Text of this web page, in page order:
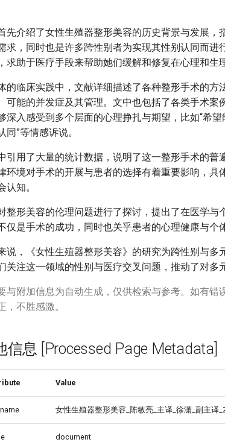
先介绍了女性生殖器整形美容的历史背景与发展，
求，同时也是许多跨性别者为实现其性别认同而进
求助于医疗手段来帮助她们缓解和修复在心理和生
的临床实践中，文献详细描述了各种整形手术的方
可能的并发症及其管理。文中也包括了各类手术案
深入感受到多个层面的心理挣扎与期望，比如“希
同”等情感诉说。
引用了大量的统计数据，说明了这一整形手术的普
环境对手术的开展与患者的选择有着重要影响，具
认知。
整形美容的伦理问题进行了探讨，提出了在医学与
仅是手术的成功，同时也关乎患者的心理健康与个
说，《女性生殖器整形美容》的研究为跨性别与多
关注这一领域的性别与医疗交叉问题，推动了对多
与附加信息为自动生成，仅供检索与参考。如有错
，不胜感激。
信息 [Processed Page Metadata]
Value
女性生殖器整形美容_陈敏亮_主译_徐潇_副主译
document